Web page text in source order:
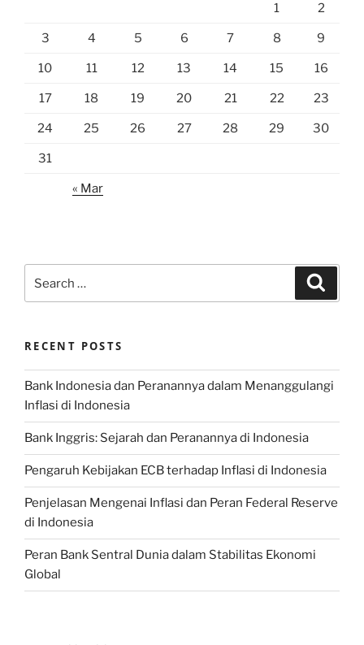
1 2
3 4 5 6 7 8 9
10 11 12 13 14 15 16
17 18 19 20 21 22 23
24 25 26 27 28 29 30
31
« Mar
for:
RECENT POSTS
Bank Indonesia dan Peranannya dalam Menanggulangi
Inflasi di Indonesia
Bank Inggris: Sejarah dan Peranannya di Indonesia
Pengaruh Kebijakan ECB terhadap Inflasi di Indonesia
Penjelasan Mengenai Inflasi dan Peran Federal Reserve
di Indonesia
Peran Bank Sentral Dunia dalam Stabilitas Ekonomi
Global